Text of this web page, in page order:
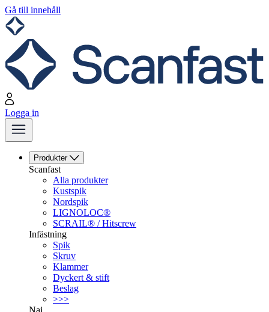
Gå till innehåll
Logga in
Produkter
Scanfast
Alla produkter
Kustspik
Nordspik
LIGNOLOC®
SCRAIL® / Hitscrew
Infästning
Spik
Skruv
Klammer
Dyckert & stift
Beslag
>>>
Naj